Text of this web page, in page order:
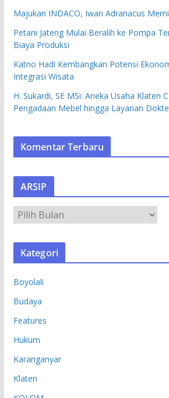
Majukan INDACO, Iwan Adranacus
Petani Jateng Mulai Beralih ke Pompa
Biaya Produksi
Katno Hadi Kembangkan Potensi
Integrasi Wisata
H. Sukardi, SE MSi: Aneka Usaha Klaten
Pengadaan Mebel hingga Layanan
Komentar Terbaru
ARSIP
R
S
Kategori
Boyolali
Budaya
Features
Hukum
Karanganyar
Klaten